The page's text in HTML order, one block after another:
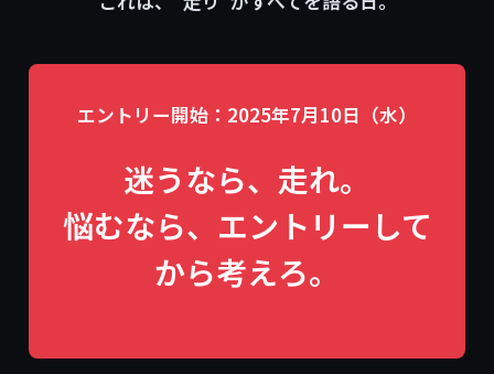
エントリー開始：2025年7月10日（水）
迷うなら、走れ。
悩むなら、エントリーして
から考えろ。